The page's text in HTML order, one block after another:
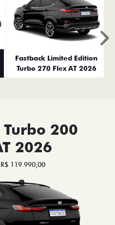
Fastback Limited Edition
Turbo 270 Flex AT 2026
200
2026
119.990,00